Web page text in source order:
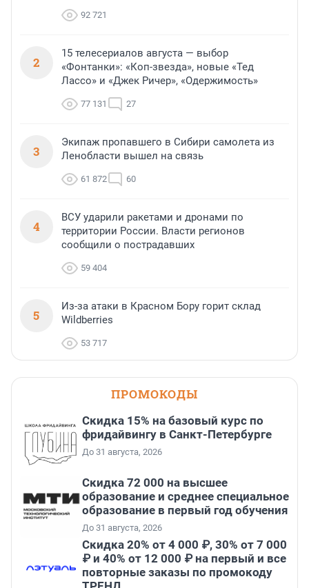
92 721
2
15 телесериалов августа — выбор
«Фонтанки»: «Коп-звезда», новые «Тед
Лассо» и «Джек Ричер», «Одержимость»
77 131 27
3
Экипаж пропавшего в Сибири самолета из
Ленобласти вышел на связь
61 872 60
4
ВСУ ударили ракетами и дронами по
территории России. Власти регионов
сообщили о пострадавших
59 404
5
Из-за атаки в Красном Бору горит склад
Wildberries
53 717
ПРОМОКОДЫ
Скидка 15% на базовый курс по
фридайвингу в Санкт-Петербурге
До 31 августа, 2026
Скидка 72 000 на высшее
образование и среднее специальное
образование в первый год обучения
До 31 августа, 2026
Скидка 20% от 4 000 ₽, 30% от 7 000
₽ и 40% от 12 000 ₽ на первый и все
повторные заказы по промокоду